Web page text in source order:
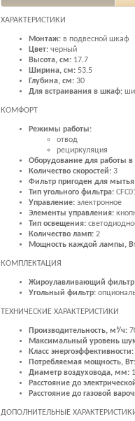
ХАРАКТЕРИСТИКИ
Монтаж: в подвесной шкаф
Цвет: черный
Высота, см: 17.7
Ширина, см: 53.5
Глубина, см: 30
Для встраивания в шкаф:
КОМФОРТ
Режимы работы:
отвод
рециркуляция
Оборудование для работы
Количество скоростей: 3
Фильтр пригоден для
Тип угольного фильтра:
Управление: электронное
Элементы управления:
Тип освещения:
Количество ламп: 2
Мощность каждой лампы,
КОМПЛЕКТАЦИЯ
Жироулавливающий
Угольный фильтр:
ТЕХНИЧЕСКИЕ ХАРАКТЕРИСТИКИ
Производительность, м³/ч:
Максимальный уровень
Класс энергоэффективности:
Потребляемая мощность, Вт:
Диаметр воздуховода, мм:
Расстояние до
Расстояние до газовой
ДОПОЛНИТЕЛЬНЫЕ